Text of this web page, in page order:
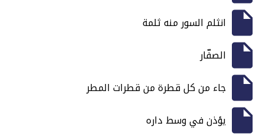
انثلم السور منه ثلمة
الصفّار
جاء من كل قطرة من قطرات المطر
يؤذن في وسط داره